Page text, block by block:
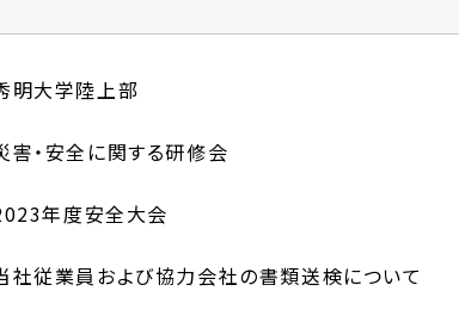
明大学陸上部
害・安全に関する研修会
年度安全大会
社従業員および協力会社の書類送検について